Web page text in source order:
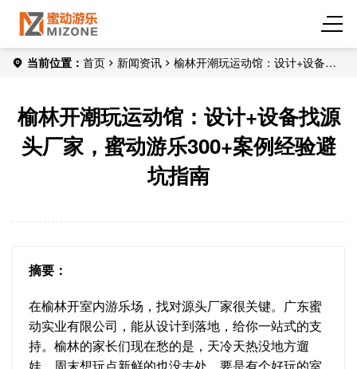
当前位置： 首页 新闻资讯
榆林开潮玩运动馆：设计+设备找
榆林开潮玩运动馆：设计+设备找源
头厂家，蜜动游乐300+案例经验避
坑指南
摘要：
在榆林开室内游乐场，找对源头厂家很关键。广东蜜
动实业有限公司，能从设计到落地，给你一站式的支
持。榆林的家长们现在愁的是，天冷天热没地方遛